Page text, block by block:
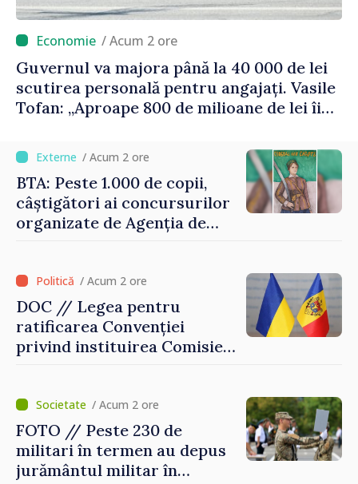
/ Acum 2 ore
Guvernul va majora până la 40 000 de lei
scutirea personală pentru angajați. Vasile
Tofan: „Aproape 800 de milioane de lei îi
/ Acum 2 ore
BTA: Peste 1.000 de copii,
câștigători ai concursurilor
organizate de Agenția de
/ Acum 2 ore
DOC // Legea pentru
ratificarea Convenției
privind instituirea Comisiei
Monitorul Oficial
/ Acum 2 ore
FOTO // Peste 230 de
militari în termen au depus
jurământul militar în